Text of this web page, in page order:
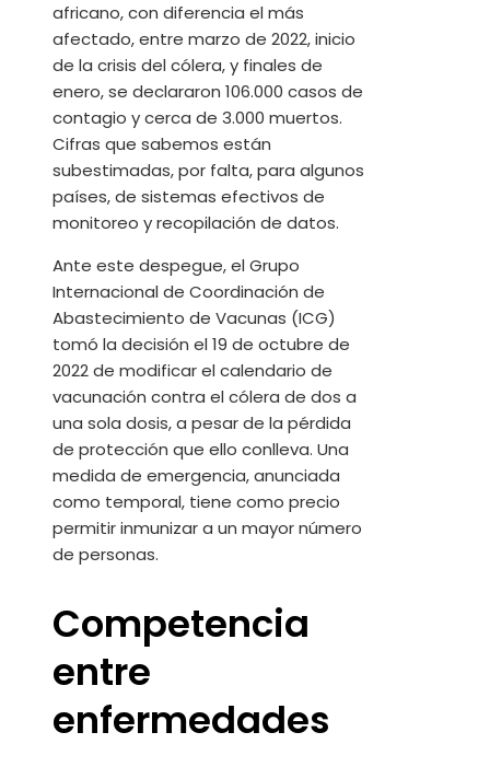
africano, con diferencia el más
afectado, entre marzo de 2022, inicio
de la crisis del cólera, y finales de
enero, se declararon 106.000 casos de
contagio y cerca de 3.000 muertos.
Cifras que sabemos están
subestimadas, por falta, para algunos
países, de sistemas efectivos de
monitoreo y recopilación de datos.
Ante este despegue, el Grupo
Internacional de Coordinación de
Abastecimiento de Vacunas (ICG)
tomó la decisión el 19 de octubre de
2022 de modificar el calendario de
vacunación contra el cólera de dos a
una sola dosis, a pesar de la pérdida
de protección que ello conlleva. Una
medida de emergencia, anunciada
como temporal, tiene como precio
permitir inmunizar a un mayor número
de personas.
Competencia
entre
enfermedades